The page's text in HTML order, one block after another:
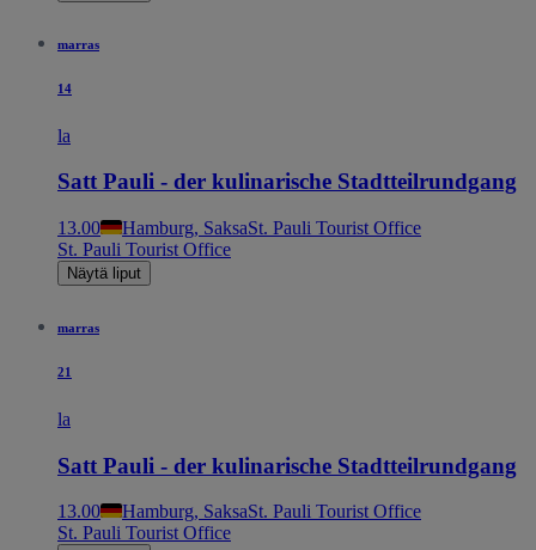
marras
14
la
Satt Pauli - der kulinarische Stadtteilrundgang
13.00 Hamburg, SaksaSt. Pauli Tourist Office
St. Pauli Tourist Office
Näytä liput
marras
21
la
Satt Pauli - der kulinarische Stadtteilrundgang
13.00 Hamburg, SaksaSt. Pauli Tourist Office
St. Pauli Tourist Office